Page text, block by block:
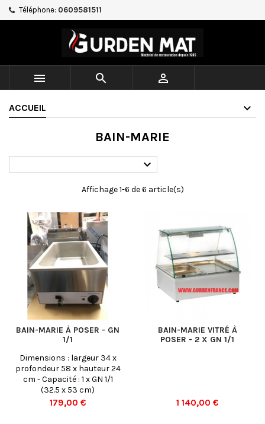
Téléphone: 0609581511
  
ACCUEIL
BAIN-MARIE

Affichage 1-6 de 6 article(s)
BAIN-MARIE À POSER - GN
1/1
Dimensions : largeur 34 x
profondeur 58 x hauteur 24
cm - Capacité : 1 x GN 1/1
(32.5 x 53 cm)
Prix
179,00 €
BAIN-MARIE VITRÉ À
POSER - 2 X GN 1/1
Prix
1 140,00 €